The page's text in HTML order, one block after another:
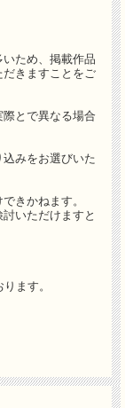
が適度にミッ
りますので、
ため、掲載作品
きますことをご
とで異なる場合
みをお選びいた
きかねます。
いただけますと
ます。